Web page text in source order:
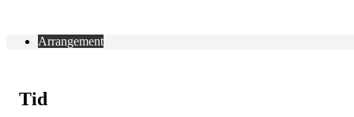
Arrangement
Tid